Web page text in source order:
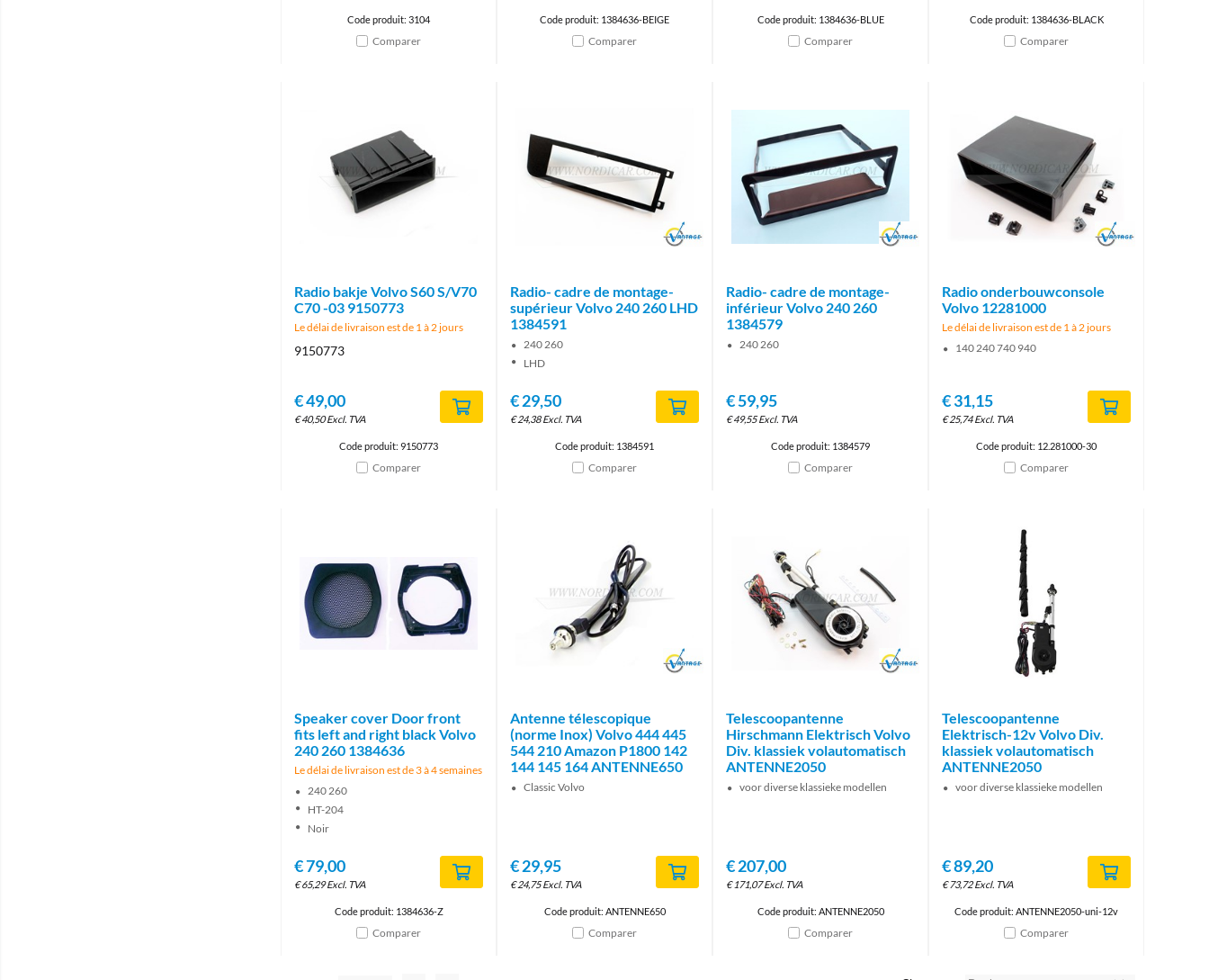
Code produit: 3104
Comparer
Code produit: 1384636-BEIGE
Comparer
Code produit: 1384636-BLUE
Comparer
Code produit: 1384636-BLACK
Comparer
Radio bakje Volvo S60 S/V70
C70 -03 9150773
Le délai de livraison est de 1 à 2 jours
9150773
€49,00
€40,50 Excl. TVA
Code produit: 9150773
Comparer
Brand
Radio- cadre de montage-
supérieur Volvo 240 260 LHD
1384591
240 260
LHD
€29,50
€24,38 Excl. TVA
Code produit: 1384591
Comparer
Brand
Radio- cadre de montage-
inférieur Volvo 240 260
1384579
240 260
€59,95
€49,55 Excl. TVA
Code produit: 1384579
Comparer
Brand
Radio onderbouwconsole
Volvo 12281000
Le délai de livraison est de 1 à 2 jours
140 240 740 940
€31,15
€25,74 Excl. TVA
Code produit: 12.281000-30
Comparer
Speaker cover Door front
fits left and right black Volvo
240 260 1384636
Le délai de livraison est de 3 à 4 semaines
240 260
HT-204
Noir
€79,00
€65,29 Excl. TVA
Code produit: 1384636-Z
Comparer
Brand
Antenne télescopique
(norme Inox) Volvo 444 445
544 210 Amazon P1800 142
144 145 164 ANTENNE650
Classic Volvo
€29,95
€24,75 Excl. TVA
Code produit: ANTENNE650
Comparer
Brand
Telescoopantenne
Hirschmann Elektrisch Volvo
Div. klassiek volautomatisch
ANTENNE2050
voor diverse klassieke modellen
€207,00
€171,07 Excl. TVA
Code produit: ANTENNE2050
Comparer
Telescoopantenne
Elektrisch-12v Volvo Div.
klassiek volautomatisch
ANTENNE2050
voor diverse klassieke modellen
€89,20
€73,72 Excl. TVA
Code produit: ANTENNE2050-uni-12v
Comparer